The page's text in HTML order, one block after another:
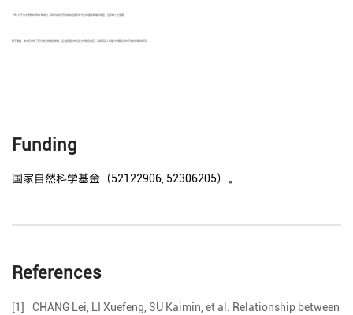
（4）对于本文考察的3种矿物成分，场地中绿泥石的初始含量对矿化封存量影响最为明显，且影响十分显著。
限于篇幅，本文仅分析了部分常见的敏感参数，且当前模拟未包含力学耦合效应，后续将深入开展力学耦合条件下的封存模拟研究。
Funding
国家自然科学基金（52122906, 52306205）。
References
[1] CHANG Lei, LI Xuefeng, SU Kaimin,et al . Relationship between